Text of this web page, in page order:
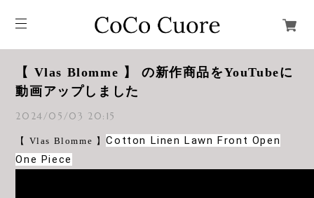
【 Vlas Blomme 】 の新作商品をYouTubeに
動画アップしました
2024/05/03 20:15
【 Vlas Blomme 】Cotton Linen Lawn Front Open
One Piece